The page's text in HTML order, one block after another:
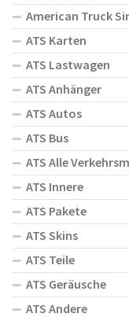
American Truck
ATS Karten
ATS Lastwagen
ATS Anhänger
ATS Autos
ATS Bus
ATS Alle
ATS Innere
ATS Pakete
ATS Skins
ATS Teile
ATS Geräusche
ATS Andere